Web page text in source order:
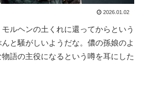
2026.01.02
ルヘンの土くれに還ってからという
と騒がしいようだな。儂の孫娘のよ
語の主役になるという噂を耳にした